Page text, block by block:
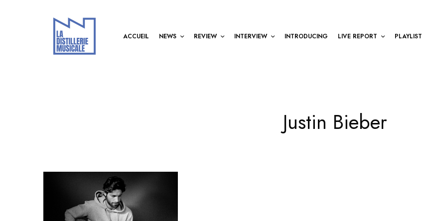
ACCUEIL NEWS REVIEW INTERVIEW INTRODUCING LIVE REPORT PLAYLIST
Justin Bieber